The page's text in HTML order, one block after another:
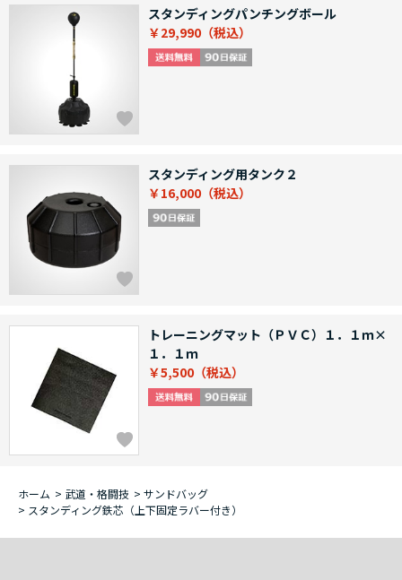
スタンディングパンチングボール
￥29,990
スタンディング用タンク２
￥16,000
トレーニングマット（ＰＶＣ）１．１ｍ×
１．１ｍ
￥5,500
ホーム > 武道・格闘技 > サンドバッグ
> スタンディング鉄芯（上下固定ラバー付き）